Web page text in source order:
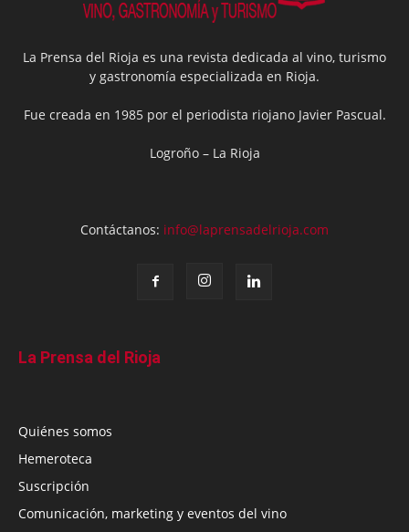
La Prensa del Rioja es una revista dedicada al vino, turismo
y gastronomía especializada en Rioja.
Fue creada en 1985 por el periodista riojano Javier Pascual.
Logroño – La Rioja
Contáctanos: info@laprensadelrioja.com
La Prensa del Rioja
Quiénes somos
Hemeroteca
Suscripción
Comunicación, marketing y eventos del vino